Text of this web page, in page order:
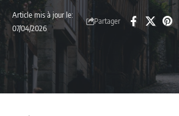
Article mis à jour le:
07/04/2026
Partager